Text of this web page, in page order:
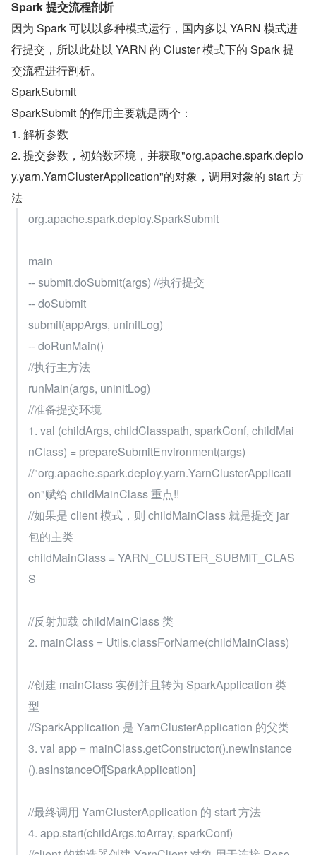
Spark 提交流程剖析
因为 Spark 可以以多种模式运行，国内多以 YARN 模式进
行提交，所以此处以 YARN 的 Cluster 模式下的 Spark 提
交流程进行剖析。
SparkSubmit
SparkSubmit 的作用主要就是两个：
1. 解析参数
2. 提交参数，初始数环境，并获取"org.apache.spark.deplo
y.yarn.YarnClusterApplication"的对象，调用对象的 start 方
法
org.apache.spark.deploy.SparkSubmit
main
-- submit.doSubmit(args) //执行提交
-- doSubmit
submit(appArgs, uninitLog)
-- doRunMain()
//执行主方法
runMain(args, uninitLog)
//准备提交环境
1. val (childArgs, childClasspath, sparkConf, childMai
nClass) = prepareSubmitEnvironment(args)
//"org.apache.spark.deploy.yarn.YarnClusterApplicati
on"赋给 childMainClass 重点!!
//如果是 client 模式，则 childMainClass 就是提交 jar
包的主类
childMainClass = YARN_CLUSTER_SUBMIT_CLAS
S
//反射加载 childMainClass 类
2. mainClass = Utils.classForName(childMainClass)
//创建 mainClass 实例并且转为 SparkApplication 类
型
//SparkApplication 是 YarnClusterApplication 的父类
3. val app = mainClass.getConstructor().newInstance
().asInstanceOf[SparkApplication]
//最终调用 YarnClusterApplication 的 start 方法
4. app.start(childArgs.toArray, sparkConf)